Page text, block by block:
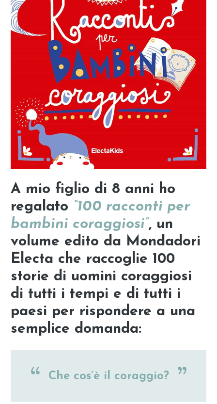
A mio figlio di 8 anni ho
regalato “100 racconti per
bambini coraggiosi”, un
volume edito da Mondadori
Electa che raccoglie 100
storie di uomini coraggiosi
di tutti i tempi e di tutti i
paesi per rispondere a una
semplice domanda:
Che cos’è il coraggio?